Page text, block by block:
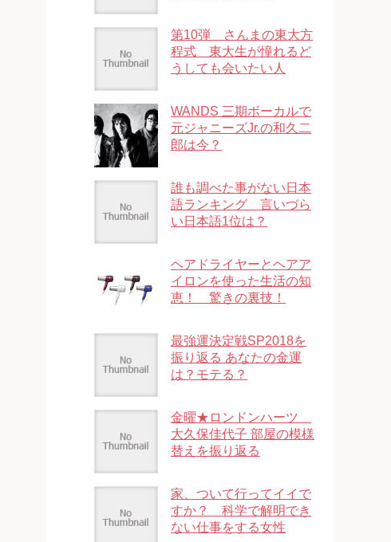
第10弾 さんまの東大方
程式 東大生が憧れるど
うしても会いたい人
WANDS 三期ボーカルで
元ジャニーズJr.の和久二
郎は今？
誰も調べた事がない日本
語ランキング 言いづら
い日本語1位は？
ヘアドライヤーとヘアア
イロンを使った生活の知
恵！ 驚きの裏技！
最強運決定戦SP2018を
振り返る あなたの金運
は？モテる？
金曜★ロンドンハーツ
大久保佳代子 部屋の模様
替えを振り返る
家、ついて行ってイイで
すか？ 科学で解明でき
ない仕事をする女性